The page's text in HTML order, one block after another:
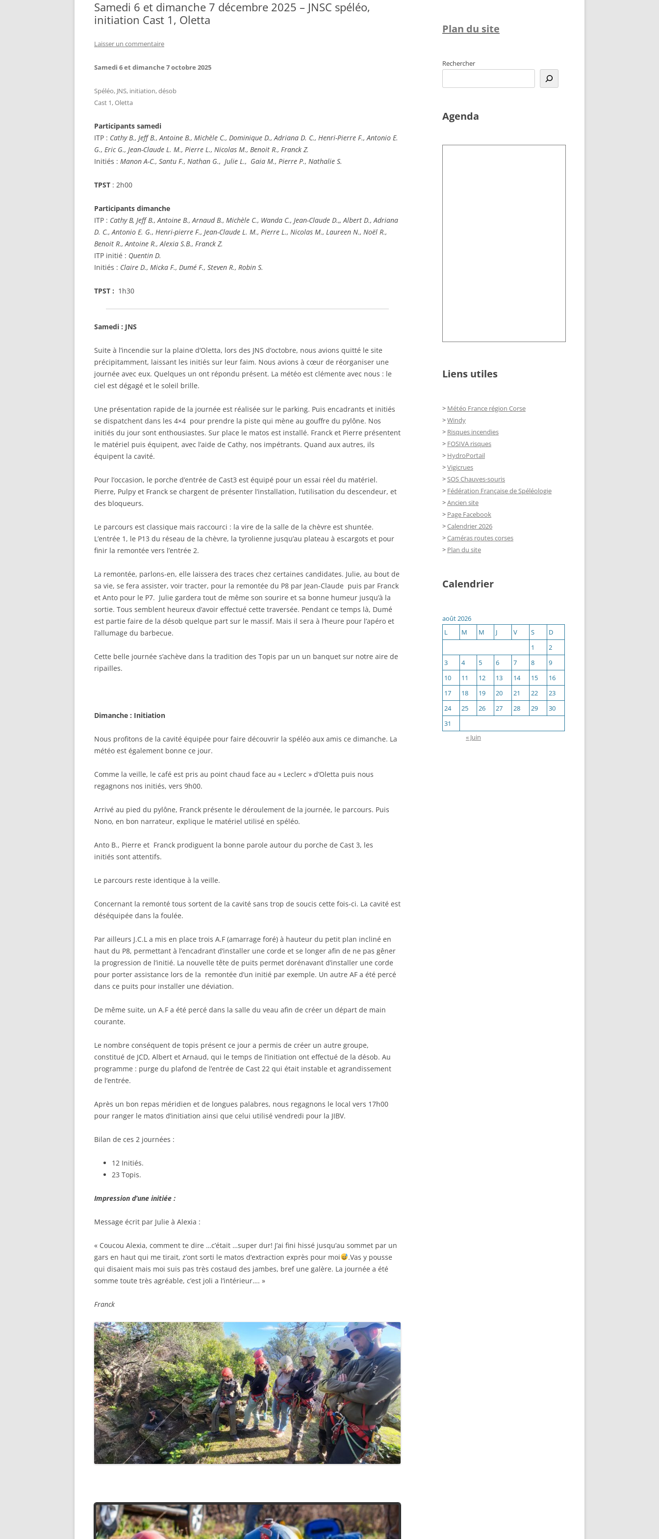
LES « OBJETS » TOPI ET AUTRES
Samedi 6 et dimanche 7 décembre 2025 – JNSC spéléo,
initiation Cast 1, Oletta
Laisser un commentaire
Samedi 6 et dimanche 7 octobre 2025
Spéléo, JNS, initiation, désob
Cast 1, Oletta
Participants samedi
ITP : Cathy B., Jeff B., Antoine B., Michèle C., Dominique D., Adriana D. C., Henri-Pierre F., Antonio E.
G., Eric G., Jean-Claude L. M., Pierre L., Nicolas M., Benoit R., Franck Z.
Initiés : Manon A-C., Santu F., Nathan G., Julie L., Gaia M., Pierre P., Nathalie S.
TPST : 2h00
Participants dimanche
ITP : Cathy B, Jeff B., Antoine B., Arnaud B., Michèle C., Wanda C., Jean-Claude D.,, Albert D., Adriana
D. C., Antonio E. G., Henri-pierre F., Jean-Claude L. M., Pierre L., Nicolas M., Laureen N., Noël R.,
Benoit R., Antoine R., Alexia S.B., Franck Z.
ITP initié : Quentin D.
Initiés : Claire D., Micka F., Dumé F., Steven R., Robin S.
TPST : 1h30
Samedi : JNS
Suite à l’incendie sur la plaine d’Oletta, lors des JNS d’octobre, nous avions quitté le site
précipitamment, laissant les initiés sur leur faim. Nous avions à cœur de réorganiser une
journée avec eux. Quelques un ont répondu présent. La météo est clémente avec nous : le
ciel est dégagé et le soleil brille.
Une présentation rapide de la journée est réalisée sur le parking. Puis encadrants et initiés
se dispatchent dans les 4×4 pour prendre la piste qui mène au gouffre du pylône. Nos
initiés du jour sont enthousiastes. Sur place le matos est installé. Franck et Pierre présentent
le matériel puis équipent, avec l’aide de Cathy, nos impétrants. Quand aux autres, ils
équipent la cavité.
Pour l’occasion, le porche d’entrée de Cast3 est équipé pour un essai réel du matériel.
Pierre, Pulpy et Franck se chargent de présenter l’installation, l’utilisation du descendeur, et
des bloqueurs.
Le parcours est classique mais raccourci : la vire de la salle de la chèvre est shuntée.
L’entrée 1, le P13 du réseau de la chèvre, la tyrolienne jusqu’au plateau à escargots et pour
finir la remontée vers l’entrée 2.
La remontée, parlons-en, elle laissera des traces chez certaines candidates. Julie, au bout de
sa vie, se fera assister, voir tracter, pour la remontée du P8 par Jean-Claude puis par Franck
et Anto pour le P7. Julie gardera tout de même son sourire et sa bonne humeur jusqu’à la
sortie. Tous semblent heureux d’avoir effectué cette traversée. Pendant ce temps là, Dumé
est partie faire de la désob quelque part sur le massif. Mais il sera à l’heure pour l’apéro et
l’allumage du barbecue.
Cette belle journée s’achève dans la tradition des Topis par un un banquet sur notre aire de
ripailles.
Dimanche : Initiation
Nous profitons de la cavité équipée pour faire découvrir la spéléo aux amis ce dimanche. La
météo est également bonne ce jour.
Comme la veille, le café est pris au point chaud face au « Leclerc » d’Oletta puis nous
regagnons nos initiés, vers 9h00.
Arrivé au pied du pylône, Franck présente le déroulement de la journée, le parcours. Puis
Nono, en bon narrateur, explique le matériel utilisé en spéléo.
Anto B., Pierre et Franck prodiguent la bonne parole autour du porche de Cast 3, les
initiés sont attentifs.
Le parcours reste identique à la veille.
Concernant la remonté tous sortent de la cavité sans trop de soucis cette fois-ci. La cavité est
déséquipée dans la foulée.
Par ailleurs J.C.L a mis en place trois A.F (amarrage foré) à hauteur du petit plan incliné en
haut du P8, permettant à l’encadrant d’installer une corde et se longer afin de ne pas gêner
la progression de l’initié. La nouvelle tête de puits permet dorénavant d’installer une corde
pour porter assistance lors de la remontée d’un initié par exemple. Un autre AF a été percé
dans ce puits pour installer une déviation.
De même suite, un A.F a été percé dans la salle du veau afin de créer un départ de main
courante.
Le nombre conséquent de topis présent ce jour a permis de créer un autre groupe,
constitué de JCD, Albert et Arnaud, qui le temps de l’initiation ont effectué de la désob. Au
programme : purge du plafond de l’entrée de Cast 22 qui était instable et agrandissement
de l’entrée.
Après un bon repas méridien et de longues palabres, nous regagnons le local vers 17h00
pour ranger le matos d’initiation ainsi que celui utilisé vendredi pour la JIBV.
Bilan de ces 2 journées :
12 Initiés.
23 Topis.
Impression d’une initiée :
Message écrit par Julie à Alexia :
« Coucou Alexia, comment te dire …c’était …super dur! J’ai fini hissé jusqu’au sommet par un
gars en haut qui me tirait, z’ont sorti le matos d’extraction exprès pour moi
.Vas y pousse
qui disaient mais moi suis pas très costaud des jambes, bref une galère. La journée a été
somme toute très agréable, c’est joli a l’intérieur…. »
Franck
Plan du site
Rechercher
Agenda
Liens utiles
> Météo France région Corse
>Windy
> Risques incendies
> FOSIVA risques
> HydroPortail
>Vigicrues
>SOS Chauves-souris
> Fédération Française de Spéléologie
>Ancien site
> Page Facebook
>Calendrier 2026
>Caméras routes corses
> Plan du site
Calendrier
août 2026
L
M M J V S
D
1
2
3
4 5 6 7 8
9
10
11 12 13 14 15
16
17
18 19 20 21 22
23
24
25 26 27 28 29
30
31
« Juin